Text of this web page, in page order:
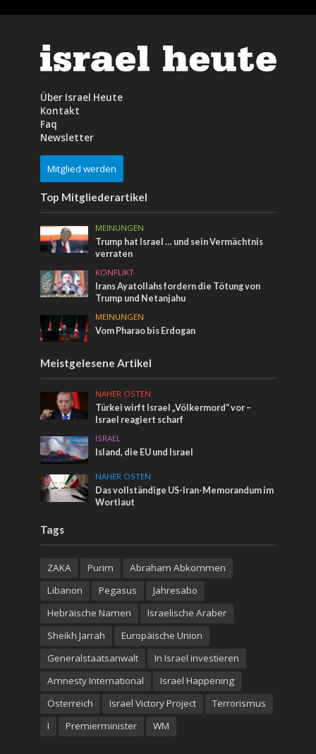
Über Israel Heute
Kontakt
Faq
Newsletter
Mitglied werden
Top Mitgliederartikel
MEINUNGEN
Trump hat Israel … und sein Vermächtnis
verraten
KONFLIKT
Irans Ayatollahs fordern die Tötung von
Trump und Netanjahu
MEINUNGEN
Vom Pharao bis Erdogan
Meistgelesene Artikel
NAHER OSTEN
Türkei wirft Israel „Völkermord“ vor –
Israel reagiert scharf
ISRAEL
Island, die EU und Israel
NAHER OSTEN
Das vollständige US-Iran-Memorandum im
Wortlaut
Tags
ZAKA Purim
Abraham Abkommen
Libanon
Pegasus
Jahresabo
Hebräische Namen
Israelische Araber
Sheikh Jarrah
Europäische Union
Generalstaatsanwalt
In Israel investieren
Amnesty International
Israel Happening
Österreich
Israel Victory Project
Terrorismus
I
Premierminister WM